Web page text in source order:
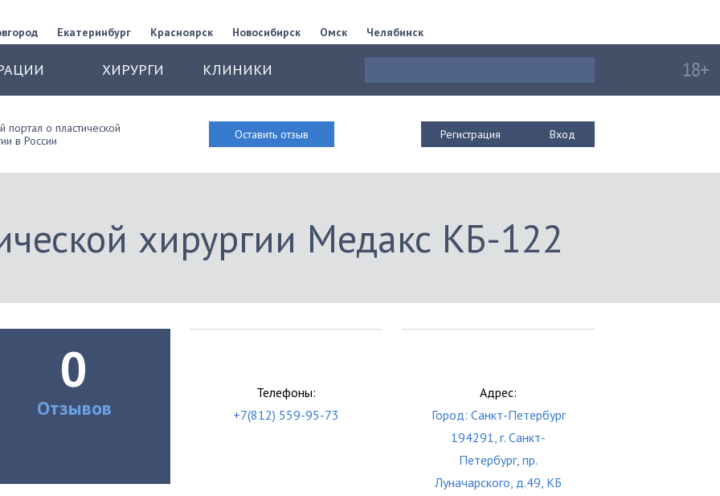
Екатеринбург Красноярск Новосибирск Омск Челябинск
ХИРУРГИ КЛИНИКИ
портал о пластической
в России
Оставить отзыв Регистрация Вход
хирургии Медакс КБ-122
0
Отзывов
Телефоны:
+7(812) 559-95-73
Адрес:
Город: Санкт-Петербург
194291, г. Санкт-
Петербург, пр.
Луначарского, д.49, КБ